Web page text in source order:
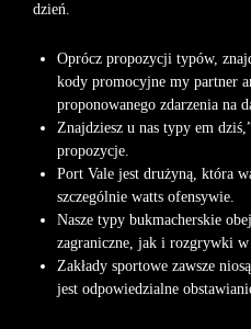
dzień.
Oprócz propozycji typów,
kody promocyjne my partner
proponowanego zdarzenia na
Znajdziesz u nas typy em
propozycje.
Port Vale jest drużyną, która
szczególnie watts ofensywie.
Nasze typy bukmacherskie
zagraniczne, jak i rozgrywki w
Zakłady sportowe zawsze
jest odpowiedzialne